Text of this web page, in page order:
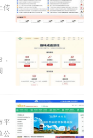
传
平
公